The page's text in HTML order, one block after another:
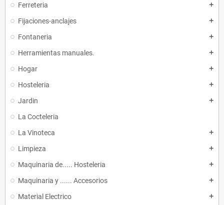
Ferreteria add
Fijaciones-anclajes add
Fontaneria add
Herramientas manuales. add
Hogar add
Hosteleria add
Jardin add
La Cocteleria
La Vinoteca
add
Limpieza add
Maquinaria de..... Hosteleria add
Maquinaria y ...... Accesorios add
Material Electrico add